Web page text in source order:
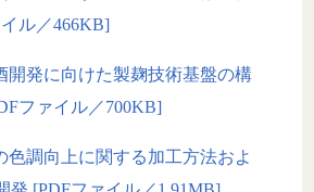
ル／466KB]
開発に向けた製麹技術基盤の構
ファイル／700KB]
色調向上に関する加工方法およ